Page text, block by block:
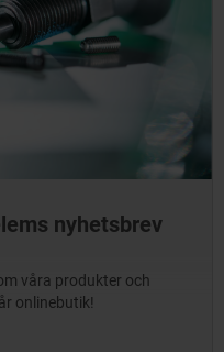
nyhetsbrev
våra produkter och
onlinebutik!